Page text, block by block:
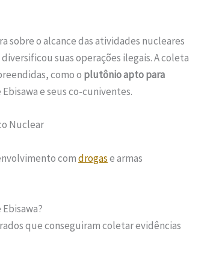
sobre o alcance das atividades nucleares
suas operações ilegais. A coleta
como o plutônio apto para
e seus co-cuniventes.
Nuclear
comdrogase armas
que conseguiram coletar evidências